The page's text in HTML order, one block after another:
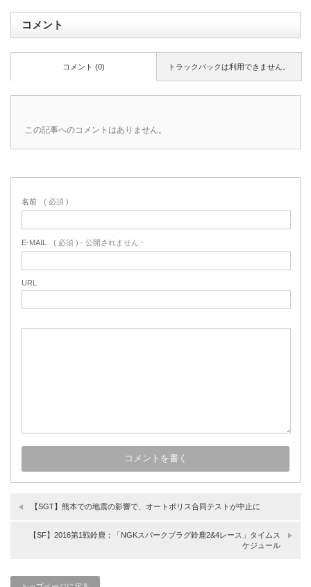
コメント
トラックバックは利用できません。
コメント (0)
この記事へのコメントはありません。
名前 ( 必須 )
E-MAIL ( 必須 ) - 公開されません -
URL
【SGT】熊本での地震の影響で、オートポリス合同テストが中止に
【SF】2016第1戦鈴鹿：「NGKスパークプラグ鈴鹿2&4レース」タイムス
ケジュール